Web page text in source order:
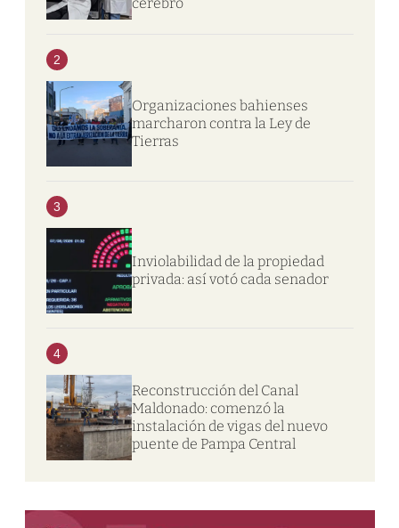
2
Organizaciones bahienses
marcharon contra la Ley de
Tierras
3
Inviolabilidad de la propiedad
privada: así votó cada senador
4
Reconstrucción del Canal
Maldonado: comenzó la
instalación de vigas del nuevo
puente de Pampa Central